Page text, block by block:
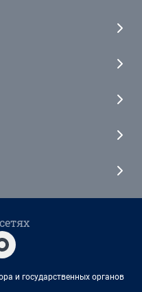
и государственных органов